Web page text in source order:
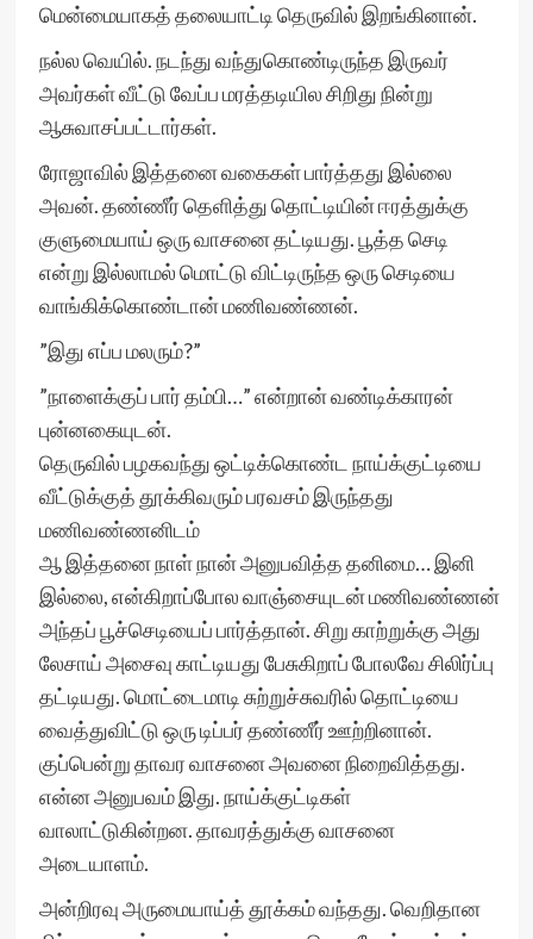
மென்மையாகத் தலையாட்டி தெருவில் இறங்கினான்.
நல்ல வெயில். நடந்து வந்துகொண்டிருந்த இருவர்
அவர்கள் வீட்டு வேப்ப மரத்தடியில சிறிது நின்று
ஆசுவாசப்பட்டார்கள்.
ரோஜாவில் இத்தனை வகைகள் பார்த்தது இல்லை
அவன். தண்ணீர் தெளித்து தொட்டியின் ஈரத்துக்கு
குளுமையாய் ஒரு வாசனை தட்டியது. பூத்த செடி
என்று இல்லாமல் மொட்டு விட்டிருந்த ஒரு செடியை
வாங்கிக்கொண்டான் மணிவண்ணன்.
”இது எப்ப மலரும்?”
”நாளைக்குப் பார் தம்பி…” என்றான் வண்டிக்காரன்
புன்னகையுடன்.
தெருவில் பழகவந்து ஒட்டிக்கொண்ட நாய்க்குட்டியை
வீட்டுக்குத் தூக்கிவரும் பரவசம் இருந்தது
மணிவண்ணனிடம்
ஆ இத்தனை நாள் நான் அனுபவித்த தனிமை… இனி
இல்லை, என்கிறாப்போல வாஞ்சையுடன் மணிவண்ணன்
அந்தப் பூச்செடியைப் பார்த்தான். சிறு காற்றுக்கு அது
லேசாய் அசைவு காட்டியது பேசுகிறாப் போலவே சிலிர்ப்பு
தட்டியது. மொட்டைமாடி சுற்றுச்சுவரில் தொட்டியை
வைத்துவிட்டு ஒரு டிப்பர் தண்ணீர் ஊற்றினான்.
குப்பென்று தாவர வாசனை அவனை நிறைவித்தது.
என்ன அனுபவம் இது. நாய்க்குட்டிகள்
வாலாட்டுகின்றன. தாவரத்துக்கு வாசனை
அடையாளம்.
அன்றிரவு அருமையாய்த் தூக்கம் வந்தது. வெறிதான